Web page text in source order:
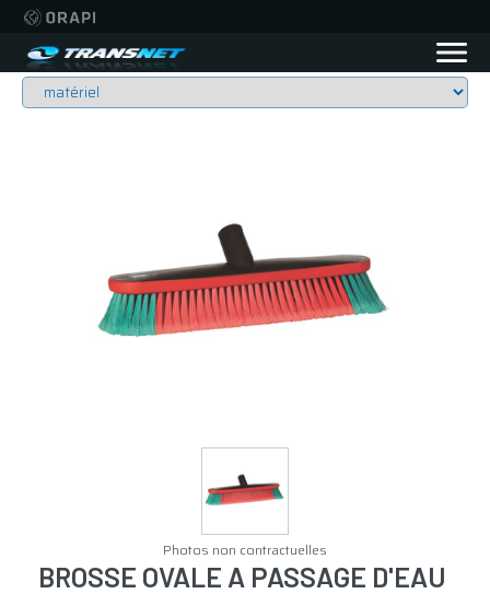
Photos non contractuelles
BROSSE OVALE A PASSAGE D'EAU